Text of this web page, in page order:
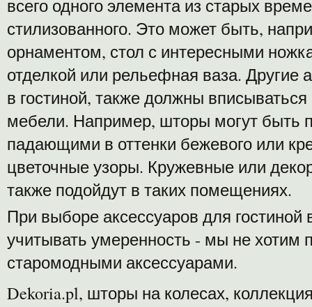
всего одного элемента из старых
стилизованного. Это может быть,
орнаментом, стол с интересными
отделкой или рельефная ваза. Другие
в гостиной, также должны
мебели. Например, шторы могут быть
падающими в оттенки бежевого или
цветочные узоры. Кружевные или
также подойдут в таких помещениях.
При выборе аксессуаров для
учитывать умеренность - мы не хотим
старомодными аксессуарами.
Dekoria.pl, шторы на колесах,